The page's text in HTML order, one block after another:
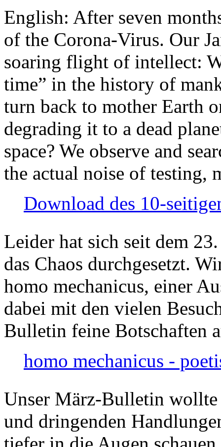
English: After seven
of the Corona-Virus. Our
soaring flight of intellect:
time” in the history of
turn back to mother Earth
degrading it to a dead
space? We observe and
the actual noise of testing,
Download des 10-
Leider hat sich seit dem
das Chaos durchgesetzt.
homo mechanicus, einer
dabei mit den vielen
Bulletin feine Botschaften
homo mechanicus -
Unser März-Bulletin
und dringenden